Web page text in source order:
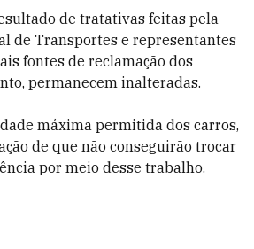
de tratativas feitas pela
de Transportes e representantes
fontes de reclamação dos
permanecem inalteradas.
máxima permitida dos carros,
de que não conseguirão trocar
por meio desse trabalho.